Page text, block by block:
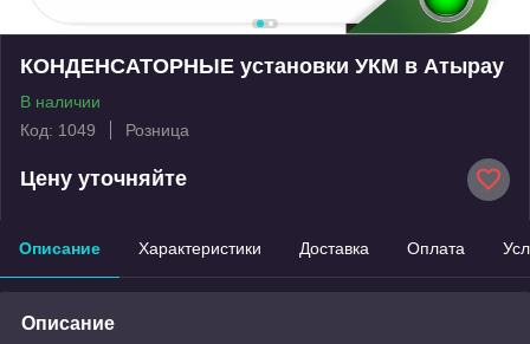
КОНДЕНСАТОРНЫЕ установки УКМ в Атырау
В наличии
Код: 1049
Розница
Цену уточняйте
Описание Характеристики Доставка Оплата
Описание